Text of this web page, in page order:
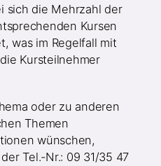
sich die Mehrzahl der
Kursen
was im Regelfall mit
Kursteilnehmer
oder zu anderen
Themen
wünschen,
Tel.-Nr.: 09 31/35 47